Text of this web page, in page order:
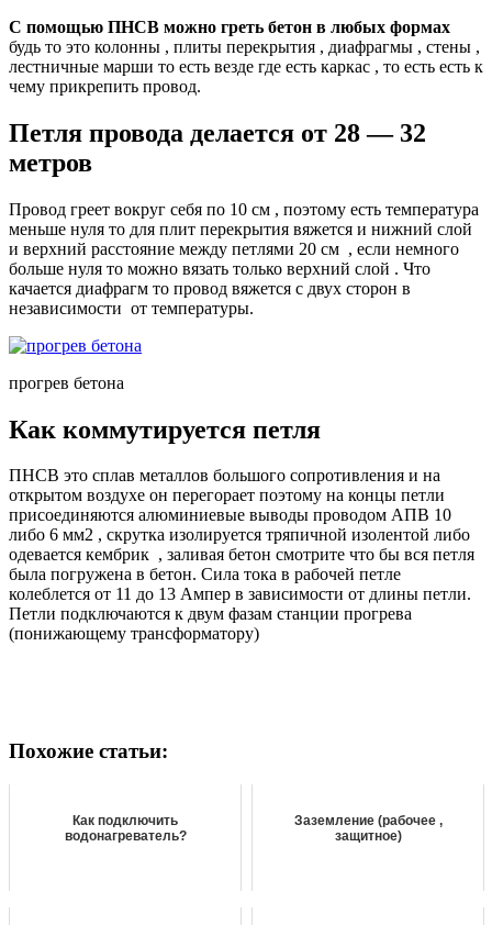
С помощью ПНСВ можно греть бетон в любых формах
будь то это колонны , плиты перекрытия , диафрагмы , стены ,
лестничные марши то есть везде где есть каркас , то есть есть к
чему прикрепить провод.
Петля провода делается от 28 — 32
метров
Провод греет вокруг себя по 10 см , поэтому есть температура
меньше нуля то для плит перекрытия вяжется и нижний слой
и верхний расстояние между петлями 20 см , если немного
больше нуля то можно вязать только верхний слой . Что
качается диафрагм то провод вяжется с двух сторон в
независимости от температуры.
прогрев бетона
Как коммутируется петля
ПНСВ это сплав металлов большого сопротивления и на
открытом воздухе он перегорает поэтому на концы петли
присоединяются алюминиевые выводы проводом АПВ 10
либо 6 мм2 , скрутка изолируется тряпичной изолентой либо
одевается кембрик , заливая бетон смотрите что бы вся петля
была погружена в бетон. Сила тока в рабочей петле
колеблется от 11 до 13 Ампер в зависимости от длины петли.
Петли подключаются к двум фазам станции прогрева
(понижающему трансформатору)
Похожие статьи:
Как подключить
водонагреватель?
Заземление (рабочее ,
защитное)